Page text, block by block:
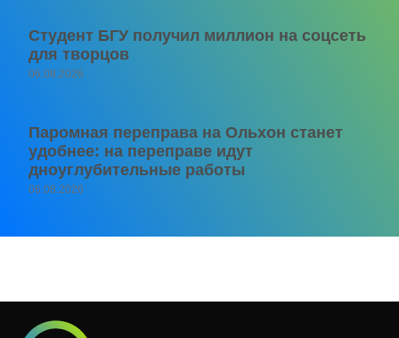
Студент БГУ получил миллион на соцсеть
для творцов
06.08.2026
Паромная переправа на Ольхон станет
удобнее: на переправе идут
дноуглубительные работы
06.08.2026